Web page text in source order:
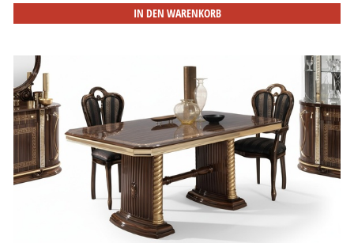
IN DEN WARENKORB